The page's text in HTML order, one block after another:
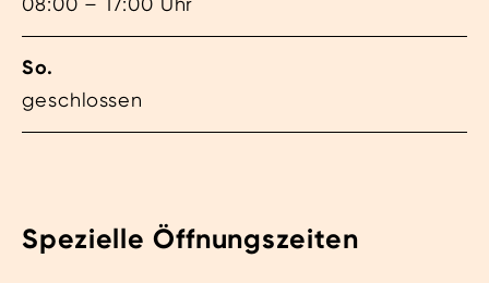
So.
geschlossen
Spezielle Öffnungszeiten